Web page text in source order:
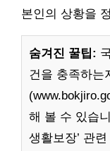
본인의 상황을
숨겨진 꿀팁:
건을 충족하는
해 볼 수 있습
생활보장’ 관